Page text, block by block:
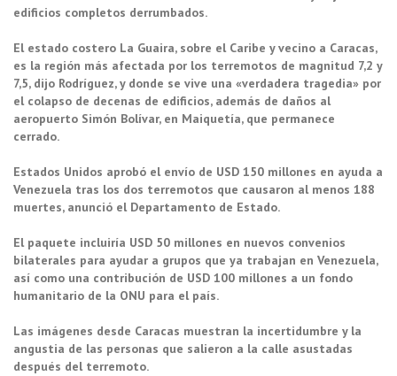
edificios completos derrumbados.
El estado costero La Guaira, sobre el Caribe y vecino a Caracas,
es la región más afectada por los terremotos de magnitud 7,2 y
7,5, dijo Rodríguez, y donde se vive una «verdadera tragedia» por
el colapso de decenas de edificios, además de daños al
aeropuerto Simón Bolívar, en Maiquetía, que permanece
cerrado.
Estados Unidos aprobó el envío de USD 150 millones en ayuda a
Venezuela tras los dos terremotos que causaron al menos 188
muertes, anunció el Departamento de Estado.
El paquete incluiría USD 50 millones en nuevos convenios
bilaterales para ayudar a grupos que ya trabajan en Venezuela,
así como una contribución de USD 100 millones a un fondo
humanitario de la ONU para el país.
Las imágenes desde Caracas muestran la incertidumbre y la
angustia de las personas que salieron a la calle asustadas
después del terremoto.